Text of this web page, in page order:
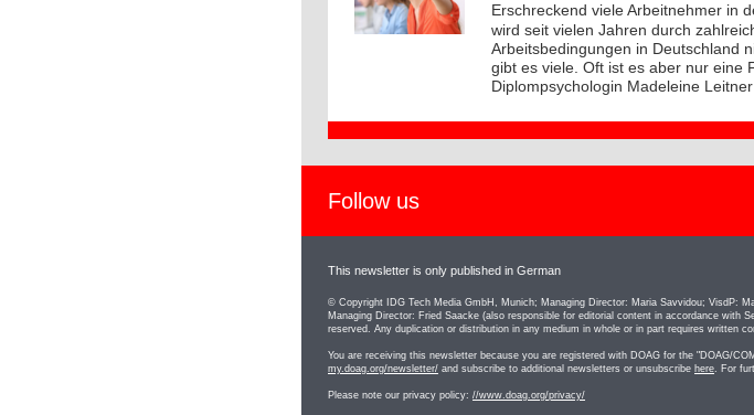
Erschreckend viele Arbeitnehmer in
wird seit vielen Jahren durch
Arbeitsbedingungen in Deutschland
gibt es viele. Oft ist es aber nur eine
Diplompsychologin Madeleine
Follow us
This newsletter is only published in German
© Copyright IDG Tech Media GmbH, Munich; Managing Director: Maria Savvidou; VisdP:
Managing Director: Fried Saacke (also responsible for editorial content in accordance with
reserved. Any duplication or distribution in any medium in whole or in part requires written
You are receiving this newsletter because you are registered with DOAG for the "DOAG/
my.doag.org/newsletter/ and subscribe to additional newsletters or unsubscribe here. For
Please note our privacy policy: //www.doag.org/privacy/